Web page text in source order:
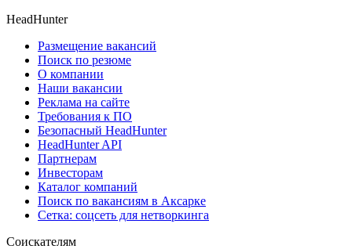
HeadHunter
Размещение вакансий
Поиск по резюме
О компании
Наши вакансии
Реклама на сайте
Требования к ПО
Безопасный HeadHunter
HeadHunter API
Партнерам
Инвесторам
Каталог компаний
Поиск по вакансиям в Аксарке
Сетка: соцсеть для нетворкинга
Соискателям